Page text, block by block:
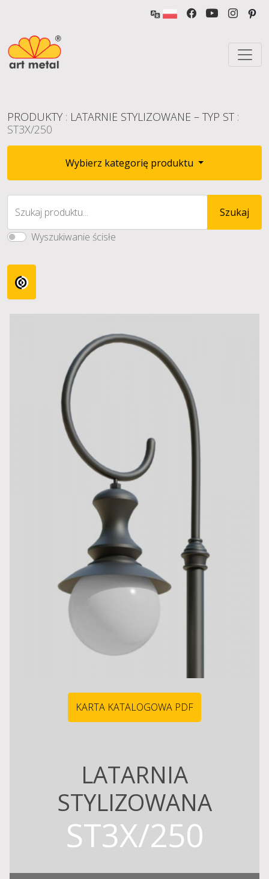
PRODUKTY : LATARNIE STYLIZOWANE – TYP ST :
ST3X/250
Wybierz kategorię produktu
Szukaj produktu...
Szukaj
Wyszukiwanie ścisłe
KARTA KATALOGOWA PDF
LATARNIA
STYLIZOWANA
ST3X/250